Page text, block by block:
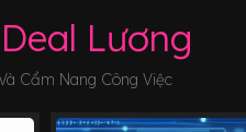
Deal Lương
Cẩm Nang Công Việc